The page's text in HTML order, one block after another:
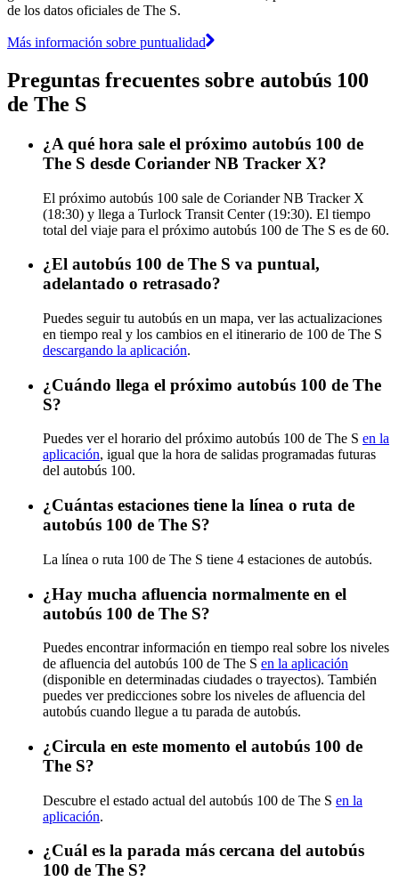
de los datos oficiales de The S.
Más información sobre puntualidad
Preguntas frecuentes sobre autobús 100
de The S
¿A qué hora sale el próximo autobús 100 de
The S desde Coriander NB Tracker X?
El próximo autobús 100 sale de Coriander NB Tracker X
(18:30) y llega a Turlock Transit Center (19:30). El tiempo
total del viaje para el próximo autobús 100 de The S es de 60.
¿El autobús 100 de The S va puntual,
adelantado o retrasado?
Puedes seguir tu autobús en un mapa, ver las actualizaciones
en tiempo real y los cambios en el itinerario de 100 de The S
descargando la aplicación.
¿Cuándo llega el próximo autobús 100 de The
S?
Puedes ver el horario del próximo autobús 100 de The S en la
aplicación, igual que la hora de salidas programadas futuras
del autobús 100.
¿Cuántas estaciones tiene la línea o ruta de
autobús 100 de The S?
La línea o ruta 100 de The S tiene 4 estaciones de autobús.
¿Hay mucha afluencia normalmente en el
autobús 100 de The S?
Puedes encontrar información en tiempo real sobre los niveles
de afluencia del autobús 100 de The S en la aplicación
(disponible en determinadas ciudades o trayectos). También
puedes ver predicciones sobre los niveles de afluencia del
autobús cuando llegue a tu parada de autobús.
¿Circula en este momento el autobús 100 de
The S?
Descubre el estado actual del autobús 100 de The S en la
aplicación.
¿Cuál es la parada más cercana del autobús
100 de The S?